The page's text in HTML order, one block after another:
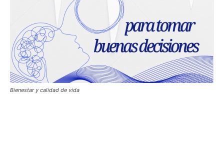
Bienestar y calidad de vida